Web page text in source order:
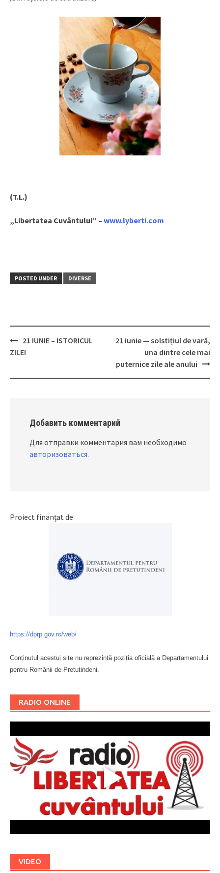
(T.L.)
„Libertatea Cuvântului” – www.lyberti.com
POSTED UNDER DIVERSE
Post
21 IUNIE – ISTORICUL
ZILEI
21 iunie — solstițiul de vară,
una dintre cele mai
puternice zile ale anului
Добавить комментарий
Для отправки комментария вам необходимо
авторизоваться.
Proiect finanțat de
https://dprp.gov.ro/web/
Conținutul acestui site nu reprezintă poziția oficială a Departamentului
pentru Românii de Pretutindeni.
RADIO ONLINE
VIDEO